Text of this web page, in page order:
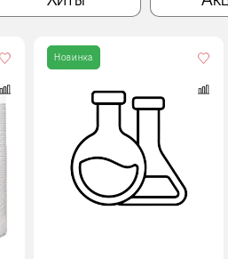
Новинка